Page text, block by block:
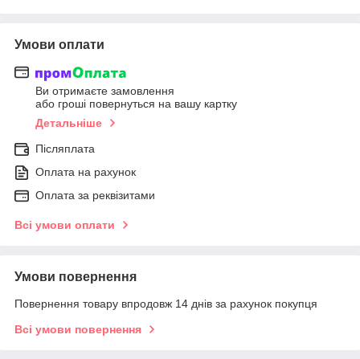
Умови оплати
Ви отримаєте замовлення
або гроші повернуться на вашу картку
Детальніше
Післяплата
Оплата на рахунок
Оплата за реквізитами
Всі умови оплати
Умови повернення
Повернення товару впродовж 14 днів за рахунок покупця
Всі умови повернення